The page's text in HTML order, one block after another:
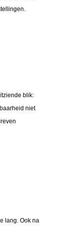
blik:
niet
blik: RB-
lang. Ook na
te lang. Ook na